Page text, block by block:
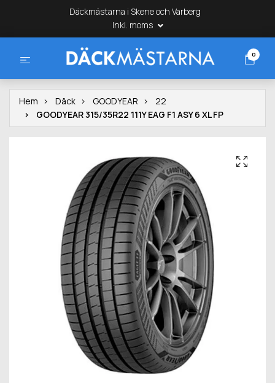
Däckmästarna i Skene och Varberg
Inkl. moms
0
Hem Däck GOODYEAR
22
GOODYEAR 315/35R22 111Y EAG F1 ASY 6 XL FP